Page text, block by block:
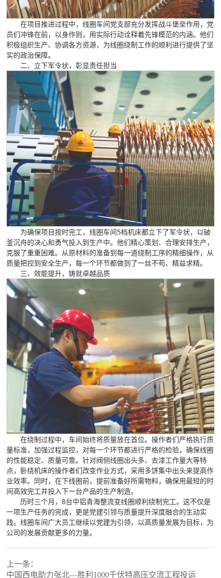
在项目推进过程中，线圈车间党支部充分发挥战斗堡垒作用，党
员们冲锋在前，以身作则，用实际行动诠释着先锋模范的内涵。他们
积极组织生产、协调各方资源，为线圈绕制工作的顺利进行提供了坚
实的政治保障。
二、立下军令状，彰显责任担当
为确保项目按时完工，线圈车间5档机床都立下了军令状，以破
釜沉舟的决心和勇气投入到生产中。他们精心策划、合理安排生产，
克服了重重困难。从原材料的准备到每一道绕制工序的精细操作，从
质量把控到安全生产，每一个环节都做到了一丝不苟、精益求精。
三、效能提升，铸就卓越品质
在绕制过程中，车间始终将质量放在首位。操作者们严格执行质
量标准，加强过程监控，对每一个环节都进行严格的检验，确保线圈
的性能稳定、质量可靠。针对阀侧线圈出头多、去漆工作量大等特
点，卧绕机床的操作者们改变作业方式，采用多饼集中出头来提高作
业效率。同时，在下线圈前，提前准备好所需物料，确保用最短的时
间高效完工并投入下一台产品的生产制造。
历时三个月，8台中铝青海整流变线圈顺利绕制完工。这不仅是
一项生产任务的完成，更是党建引领与质量提升深度融合的生动实
践。线圈车间广大员工继续以党建为引领，以高质量发展为目标，为
公司的发展贡献更多的力量。
上一条：
中国西电助力张北—胜利1000千伏特高压交流工程投运